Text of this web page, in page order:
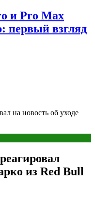
и Pro Max
первый взгляд
на новость об уходе
из Red Bull